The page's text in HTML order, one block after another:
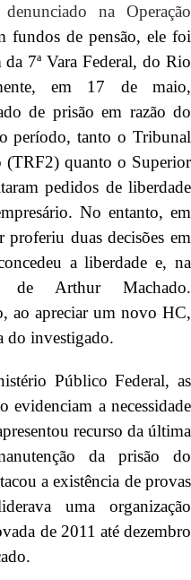
na Operação
fundos de pensão, ele foi
7ª Vara Federal, do Rio
em 17 de maio,
de prisão em razão do
período, tanto o Tribunal
(TRF2) quanto o Superior
pedidos de liberdade
No entanto, em
duas decisões em
a liberdade e, na
Arthur Machado.
ao apreciar um novo HC,
do investigado.
Público Federal, as
evidenciam a necessidade
recurso da última
da prisão do
a existência de provas
uma organização
de 2011 até dezembro